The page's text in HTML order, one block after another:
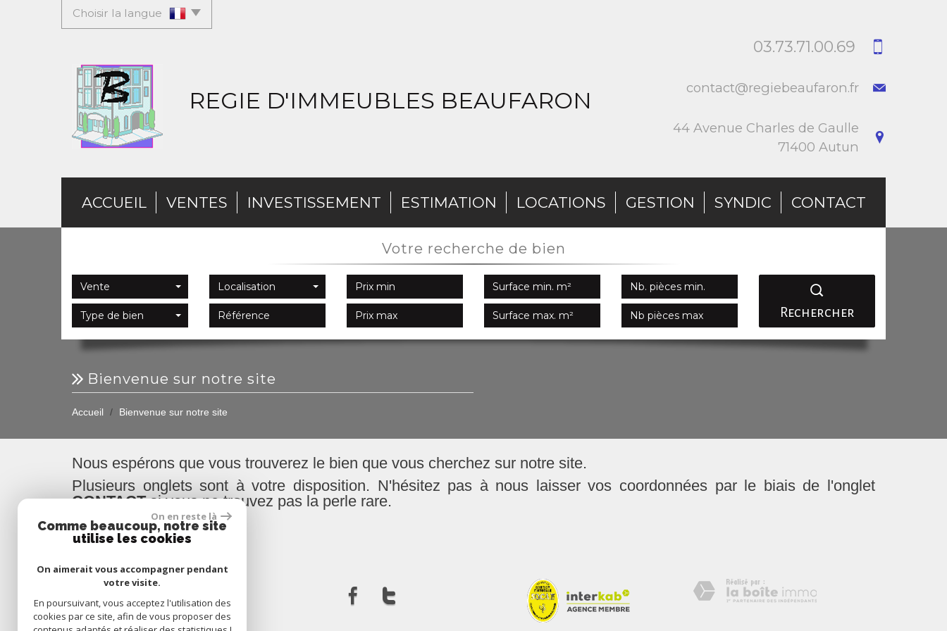
Choisir la langue
REGIE D'IMMEUBLES BEAUFARON
03.73.71.00.69
contact@regiebeaufaron.fr
44 Avenue Charles de Gaulle
71400 Autun
ACCUEIL VENTES INVESTISSEMENT ESTIMATION LOCATIONS GESTION SYNDIC CONTACT
votre recherche de bien
Vente
Type de bien
Localisation
Rechercher
bienvenue sur notre site
Accueil Bienvenue sur notre site
Nous espérons que vous trouverez le bien que vous cherchez sur notre site.
Plusieurs onglets sont à votre disposition. N'hésitez pas à nous laisser vos coordonnées par le biais de l'onglet
CONTACTsi vous ne trouvez pas la perle rare.
On en reste là
Comme beaucoup, notre site
utilise les cookies
On aimerait vous accompagner pendant
votre visite.
En poursuivant, vous acceptez l'utilisation des
cookies par ce site, afin de vous proposer des